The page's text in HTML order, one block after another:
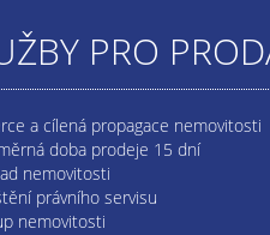
PRO
a cílená propagace nemovitosti
doba prodeje 15 dní
nemovitosti
právního servisu
nemovitosti